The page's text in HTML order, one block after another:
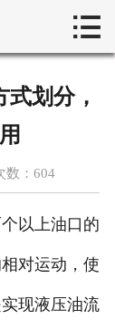
产品
产品
案例
我们

划分，
： 604
以上油口的
对运动，使
现液压油流